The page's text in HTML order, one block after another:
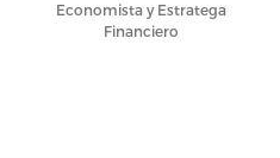
Economista y Estratega
Financiero